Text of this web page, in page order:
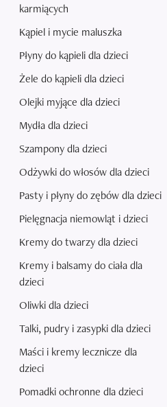
karmiących
Kąpiel i mycie maluszka
Płyny do kąpieli dla dzieci
Żele do kąpieli dla dzieci
Olejki myjące dla dzieci
Mydła dla dzieci
Szampony dla dzieci
Odżywki do włosów dla dzieci
Pasty i płyny do zębów dla dzieci
Pielęgnacja niemowląt i dzieci
Kremy do twarzy dla dzieci
Kremy i balsamy do ciała dla
dzieci
Oliwki dla dzieci
Talki, pudry i zasypki dla dzieci
Maści i kremy lecznicze dla
dzieci
Pomadki ochronne dla dzieci